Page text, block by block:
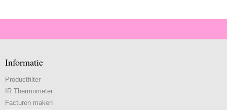
Informatie
Productfilter
IR Thermometer
Facturen maken